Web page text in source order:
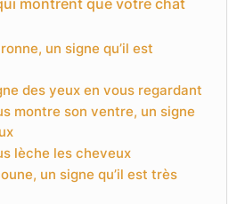
montrent que votre chat
un signe qu’il est
des yeux en vous regardant
montre son ventre, un signe
lèche les cheveux
un signe qu’il est très